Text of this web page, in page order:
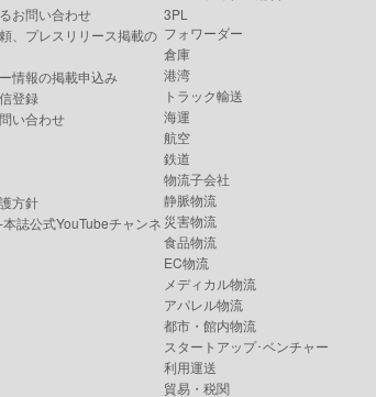
お問い合わせ
、プレスリリース掲載の
情報の掲載申込み
登録
い合わせ
方針
誌公式YouTubeチャンネ
3PL
フォワーダー
倉庫
港湾
トラック輸送
海運
航空
鉄道
物流子会社
静脈物流
災害物流
食品物流
EC物流
メディカル物流
アパレル物流
都市・館内物流
スタートアップ･ベンチャー
利用運送
貿易・税関